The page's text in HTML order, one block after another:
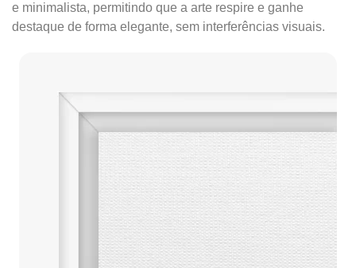
e minimalista, permitindo que a arte respire e ganhe
destaque de forma elegante, sem interferências visuais.